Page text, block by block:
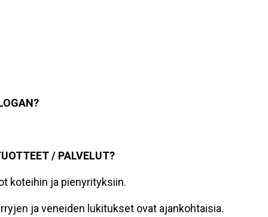
/ PALVELUT?
koteihin ja pienyrityksiin.
ja veneiden lukitukset ovat ajankohtaisia.